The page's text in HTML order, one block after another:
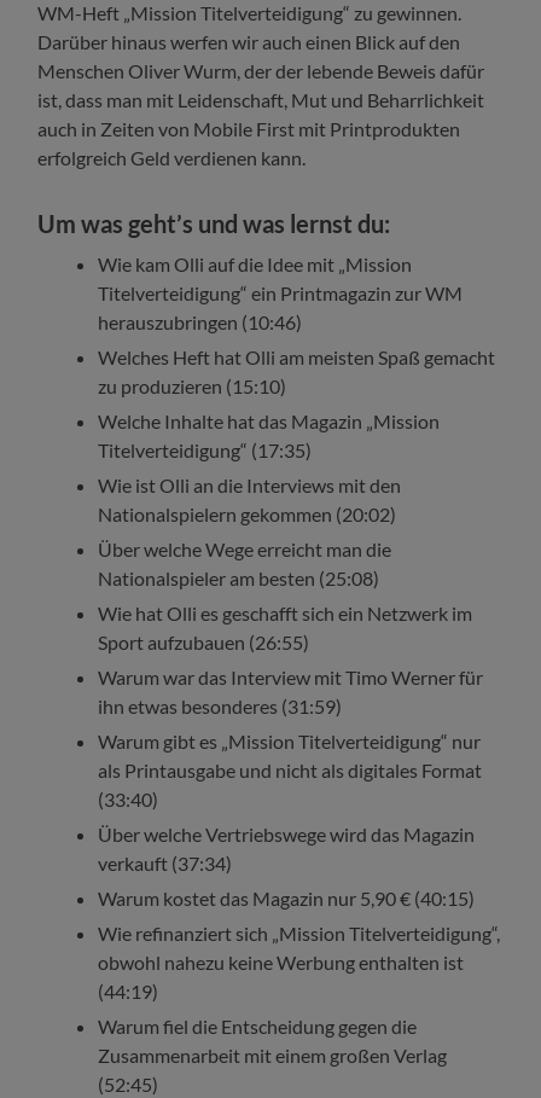
WM-Heft „Mission Titelverteidigung“ zu gewinnen.
Darüber hinaus werfen wir auch einen Blick auf den
Menschen Oliver Wurm, der der lebende Beweis dafür
ist, dass man mit Leidenschaft, Mut und Beharrlichkeit
auch in Zeiten von Mobile First mit Printprodukten
erfolgreich Geld verdienen kann.
Um was geht’s und was lernst du:
Wie kam Olli auf die Idee mit „Mission
Titelverteidigung“ ein Printmagazin zur WM
herauszubringen (10:46)
Welches Heft hat Olli am meisten Spaß gemacht
zu produzieren (15:10)
Welche Inhalte hat das Magazin „Mission
Titelverteidigung“ (17:35)
Wie ist Olli an die Interviews mit den
Nationalspielern gekommen (20:02)
Über welche Wege erreicht man die
Nationalspieler am besten (25:08)
Wie hat Olli es geschafft sich ein Netzwerk im
Sport aufzubauen (26:55)
Warum war das Interview mit Timo Werner für
ihn etwas besonderes (31:59)
Warum gibt es „Mission Titelverteidigung“ nur
als Printausgabe und nicht als digitales Format
(33:40)
Über welche Vertriebswege wird das Magazin
verkauft (37:34)
Warum kostet das Magazin nur 5,90 € (40:15)
Wie refinanziert sich „Mission Titelverteidigung“,
obwohl nahezu keine Werbung enthalten ist
(44:19)
Warum fiel die Entscheidung gegen die
Zusammenarbeit mit einem großen Verlag
(52:45)